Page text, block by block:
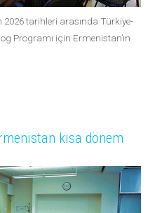
2026 tarihleri arasında Türkiye-
Programı için Ermenistan’ın
kısa dönem